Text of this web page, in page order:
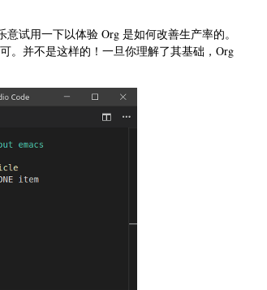
试用一下以体验 Org 是如何改善生产率的。
。并不是这样的！一旦你理解了其基础，Org